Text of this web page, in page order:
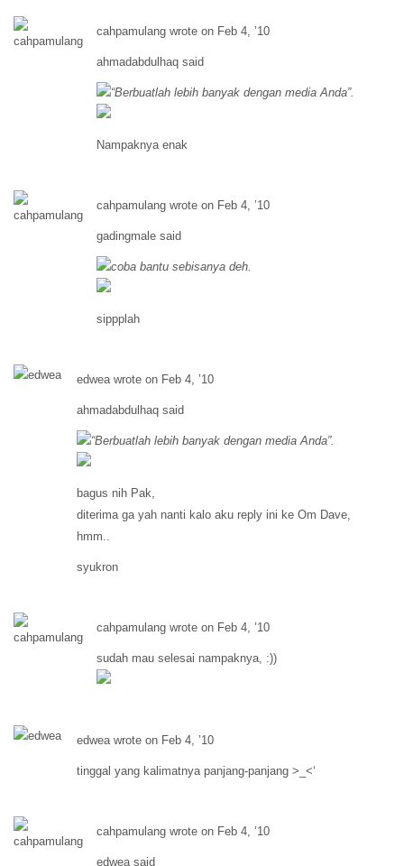
cahpamulang wrote on Feb 4, ’10
ahmadabdulhaq said
“Berbuatlah lebih banyak dengan media Anda”.
Nampaknya enak
cahpamulang wrote on Feb 4, ’10
gadingmale said
coba bantu sebisanya deh.
sippplah
edwea wrote on Feb 4, ’10
ahmadabdulhaq said
“Berbuatlah lebih banyak dengan media Anda”.
bagus nih Pak,
diterima ga yah nanti kalo aku reply ini ke Om Dave,
hmm..
syukron
cahpamulang wrote on Feb 4, ’10
sudah mau selesai nampaknya, :))
edwea wrote on Feb 4, ’10
tinggal yang kalimatnya panjang-panjang >_<‘
cahpamulang wrote on Feb 4, ’10
edwea said